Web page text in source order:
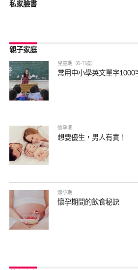
私家臉書
親子家庭
兒童期（6-11歲）
常用中小學英文單字1000
懷孕期
想要優生，男人有責！
懷孕期
懷孕期間的飲食秘訣